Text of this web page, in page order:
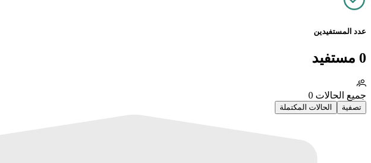
عدد المستفيدين
0 مستفيد
جميع الحالات
تصفية الحالات المكتملة